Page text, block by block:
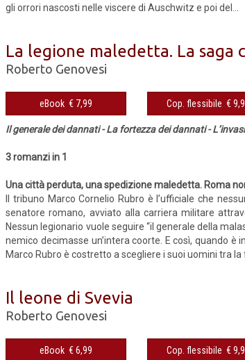
gli orrori nascosti nelle viscere di Auschwitz e poi del...
La legione maledetta. La saga
Roberto Genovesi
eBook € 7,99 Cop. flessibile
Il generale dei dannati - La fortezza dei dannati -
3 romanzi in 1
Una città perduta, una spedizione maledetta. Roma
Il tribuno Marco Cornelio Rubro è l’ufficiale che
senatore romano, avviato alla carriera militare
Nessun legionario vuole seguire “il generale della
nemico decimasse un’intera coorte. E così, quando
Marco Rubro è costretto a scegliere i suoi uomini tra la
Il leone di Svevia
Roberto Genovesi
eBook € 6,99 Cop. flessibile